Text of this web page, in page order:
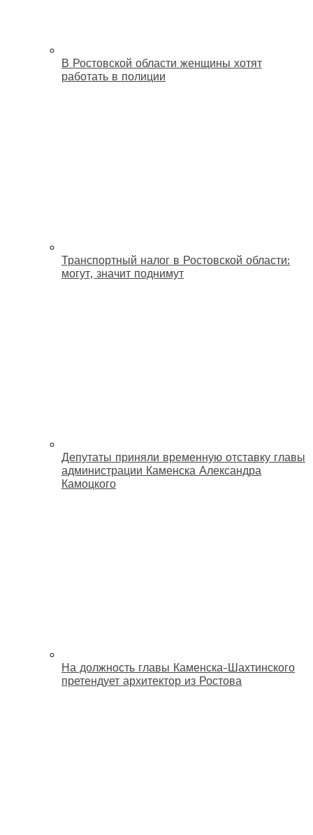
В Ростовской области женщины хотят
работать в полиции
Транспортный налог в Ростовской области:
могут, значит поднимут
Депутаты приняли временную отставку главы
администрации Каменска Александра
Камоцкого
На должность главы Каменска-Шахтинского
претендует архитектор из Ростова